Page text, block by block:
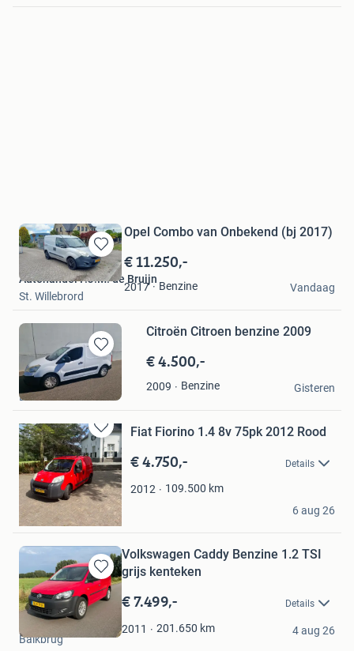
Bewaren
in
Opel Combo van Onbekend (bj 2017)
€ 11.250,-
2017 Benzine
Autohandel F.J.M. de Bruijn
St. Willebrord
Vandaag
Bewaren
in
Mijn
Favorieten
Citroën Citroen benzine 2009
€ 4.500,-
2009 Benzine
Peter
Echt
Gisteren
Bewaren
in
Mijn
Favorieten
Fiat Fiorino 1.4 8v 75pk 2012 Rood
€ 4.750,- Details
2012 109.500 km
Rick van Moll
Soerendonk
6 aug 26
Bewaren
in
Mijn
Favorieten
Volkswagen Caddy Benzine 1.2 TSI
grijs kenteken
€ 7.499,- Details
2011 201.650 km
Rutger
Balkbrug
4 aug 26